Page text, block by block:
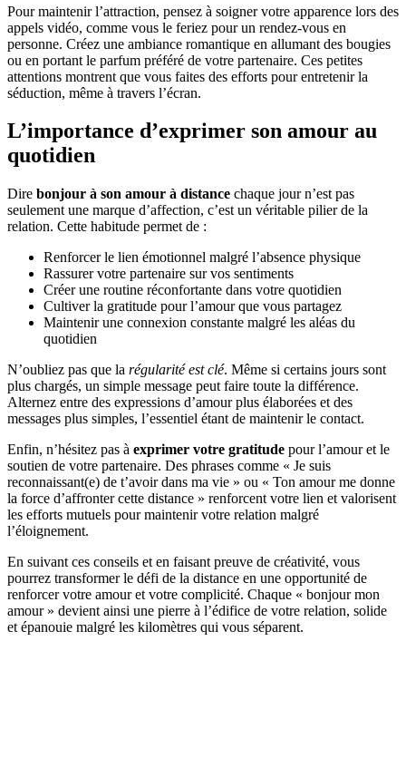
Pour maintenir l’attraction, pensez à soigner votre apparence lors des
appels vidéo, comme vous le feriez pour un rendez-vous en
personne. Créez une ambiance romantique en allumant des bougies
ou en portant le parfum préféré de votre partenaire. Ces petites
attentions montrent que vous faites des efforts pour entretenir la
séduction, même à travers l’écran.
L’importance d’exprimer son amour au
quotidien
Dire bonjour à son amour à distance chaque jour n’est pas
seulement une marque d’affection, c’est un véritable pilier de la
relation. Cette habitude permet de :
Renforcer le lien émotionnel malgré l’absence physique
Rassurer votre partenaire sur vos sentiments
Créer une routine réconfortante dans votre quotidien
Cultiver la gratitude pour l’amour que vous partagez
Maintenir une connexion constante malgré les aléas du
quotidien
N’oubliez pas que la régularité est clé. Même si certains jours sont
plus chargés, un simple message peut faire toute la différence.
Alternez entre des expressions d’amour plus élaborées et des
messages plus simples, l’essentiel étant de maintenir le contact.
Enfin, n’hésitez pas à exprimer votre gratitude pour l’amour et le
soutien de votre partenaire. Des phrases comme « Je suis
reconnaissant(e) de t’avoir dans ma vie » ou « Ton amour me donne
la force d’affronter cette distance » renforcent votre lien et valorisent
les efforts mutuels pour maintenir votre relation malgré
l’éloignement.
En suivant ces conseils et en faisant preuve de créativité, vous
pourrez transformer le défi de la distance en une opportunité de
renforcer votre amour et votre complicité. Chaque « bonjour mon
amour » devient ainsi une pierre à l’édifice de votre relation, solide
et épanouie malgré les kilomètres qui vous séparent.